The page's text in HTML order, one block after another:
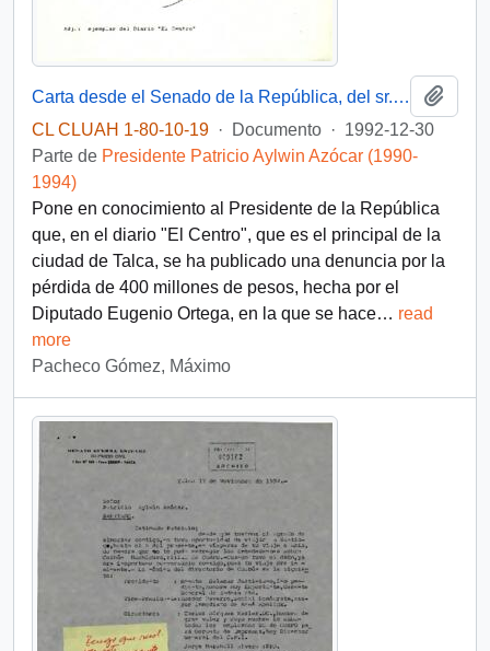
Carta desde el Senado de la República, del sr. Máximo Pacheco, dirigida al Excmo. señor don Patricio Aylwin A. Presidente de la República
CL CLUAH 1-80-10-19 · Documento · 1992-12-30
Parte de Presidente Patricio Aylwin Azócar (1990-
1994)
Pone en conocimiento al Presidente de la República
que, en el diario "El Centro", que es el principal de la
ciudad de Talca, se ha publicado una denuncia por la
pérdida de 400 millones de pesos, hecha por el
Diputado Eugenio Ortega, en la que se hace… read
more
Pacheco Gómez, Máximo